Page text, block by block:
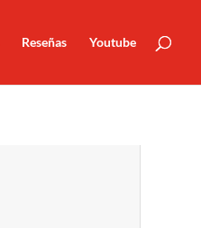
Reseñas Youtube